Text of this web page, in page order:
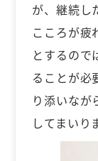
が、継続し
こころが疲
とするので
ることが必
り添いなが
してまいり